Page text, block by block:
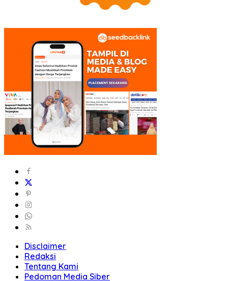
Disclaimer
Redaksi
Tentang Kami
Pedoman Media Siber